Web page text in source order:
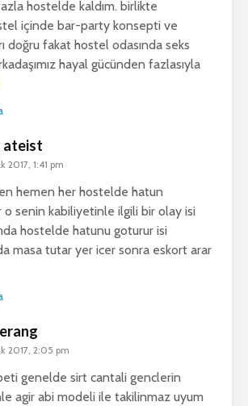
hostelde kaldım. birlikte
içinde bar-party konsepti ve
doğru fakat hostel odasında seks
hayal gücünden fazlasıyla
ateist
2017, 1:41 pm
hemen her hostelde hatun
senin kabiliyetinle ilgili bir olay isi
hostelde hatunu goturur isi
masa tutar yer icer sonra eskort arar
2017, 2:05 pm
genelde sirt cantali genclerin
agir abi modeli ile takilinmaz uyum